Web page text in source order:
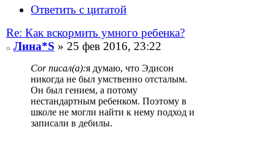
Ответить с цитатой
Re: Как вскормить умного ребенка?
Лина*S » 25 фев 2016, 23:22
Cor писал(а):я думаю, что Эдисон
никогда не был умственно отсталым.
Он был гением, а потому
нестандартным ребенком. Поэтому в
школе не могли найти к нему подход и
записали в дебилы.